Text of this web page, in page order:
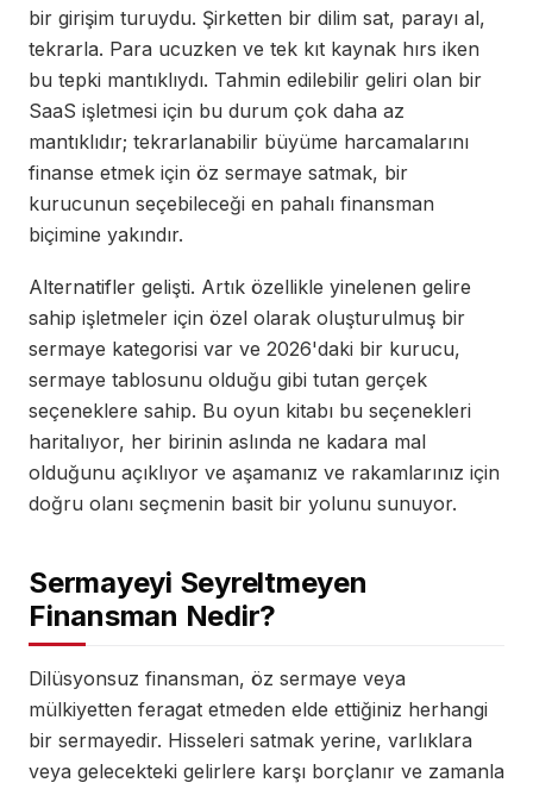
bir girişim turuydu. Şirketten bir dilim sat, parayı al,
tekrarla. Para ucuzken ve tek kıt kaynak hırs iken
bu tepki mantıklıydı. Tahmin edilebilir geliri olan bir
SaaS işletmesi için bu durum çok daha az
mantıklıdır; tekrarlanabilir büyüme harcamalarını
finanse etmek için öz sermaye satmak, bir
kurucunun seçebileceği en pahalı finansman
biçimine yakındır.
Alternatifler gelişti. Artık özellikle yinelenen gelire
sahip işletmeler için özel olarak oluşturulmuş bir
sermaye kategorisi var ve 2026'daki bir kurucu,
sermaye tablosunu olduğu gibi tutan gerçek
seçeneklere sahip. Bu oyun kitabı bu seçenekleri
haritalıyor, her birinin aslında ne kadara mal
olduğunu açıklıyor ve aşamanız ve rakamlarınız için
doğru olanı seçmenin basit bir yolunu sunuyor.
Sermayeyi Seyreltmeyen
Finansman Nedir?
Dilüsyonsuz finansman, öz sermaye veya
mülkiyetten feragat etmeden elde ettiğiniz herhangi
bir sermayedir. Hisseleri satmak yerine, varlıklara
veya gelecekteki gelirlere karşı borçlanır ve zamanla